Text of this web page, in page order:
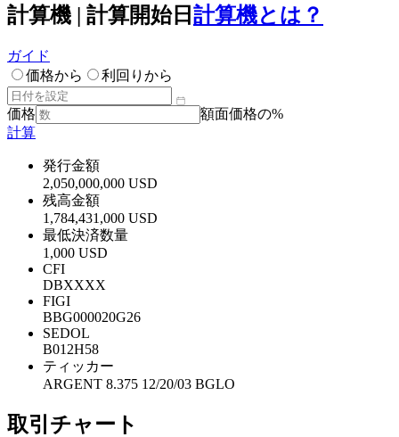
計算機 | 計算開始日 計算機とは？
ガイド
価格から
利回りから
価格
額面価格の%
計算
発行金額
2,050,000,000 USD
残高金額
1,784,431,000 USD
最低決済数量
1,000 USD
CFI
DBXXXX
FIGI
BBG000020G26
SEDOL
B012H58
ティッカー
ARGENT 8.375 12/20/03 BGLO
取引チャート